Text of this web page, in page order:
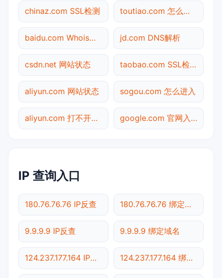
chinaz.com SSL检测 toutiao.com 怎么进入
baidu.com Whois查询 jd.com DNS解析
csdn.net 网站状态 taobao.com SSL检测
aliyun.com 网站状态 sogou.com 怎么进入
aliyun.com 打不开检测 google.com 官网入口
IP 查询入口
180.76.76.76 IP反查 180.76.76.76 绑定域名
9.9.9.9 IP反查 9.9.9.9 绑定域名
124.237.177.164 IP反查 124.237.177.164 绑定域名